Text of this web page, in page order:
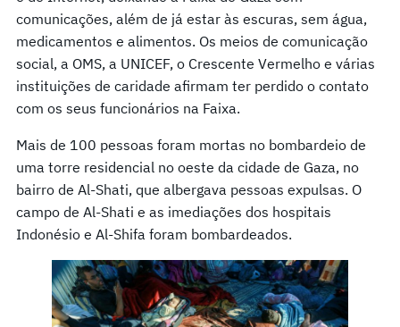
comunicações, além de já estar às escuras, sem água,
medicamentos e alimentos. Os meios de comunicação
social, a OMS, a UNICEF, o Crescente Vermelho e várias
instituições de caridade afirmam ter perdido o contato
com os seus funcionários na Faixa.
Mais de 100 pessoas foram mortas no bombardeio de
uma torre residencial no oeste da cidade de Gaza, no
bairro de Al-Shati, que albergava pessoas expulsas. O
campo de Al-Shati e as imediações dos hospitais
Indonésio e Al-Shifa foram bombardeados.